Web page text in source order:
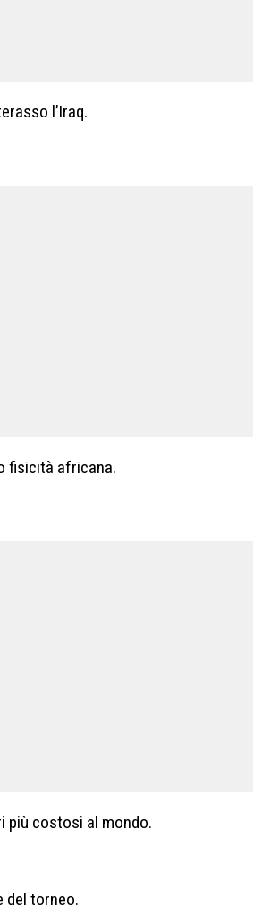
l’Iraq.
fisicità africana.
più costosi al mondo.
del torneo.